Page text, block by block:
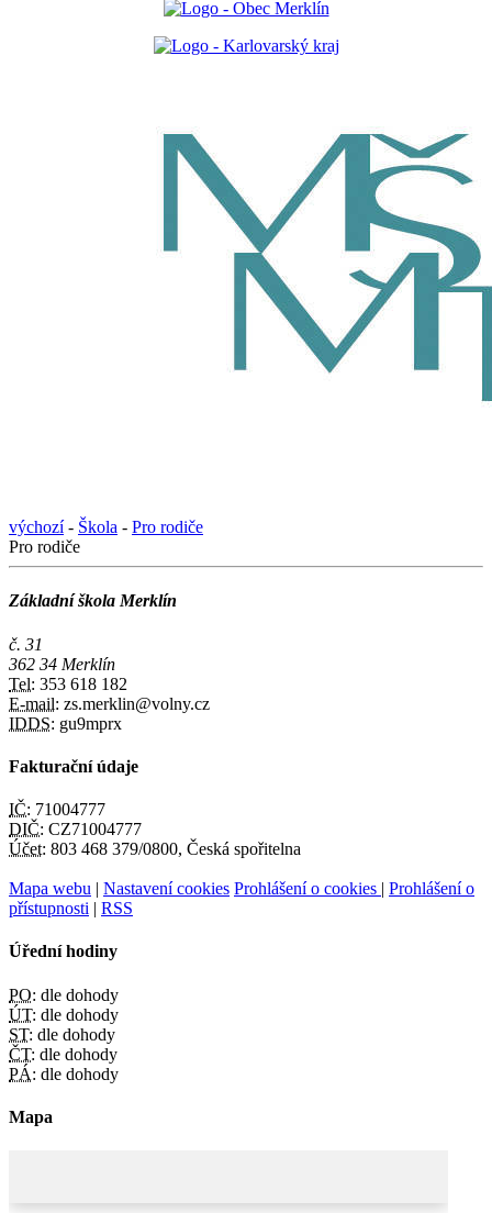
výchozí- Škola - Pro rodiče
Pro rodiče
Základní škola Merklín
č. 31
362 34 Merklín
Tel: 353 618 182
E-mail: zs.merklin@volny.cz
IDDS: gu9mprx
Fakturační údaje
IČ: 71004777
DIČ: CZ71004777
Účet: 803 468 379/0800, Česká spořitelna
Mapa webu | Nastavení cookies Prohlášení o cookies | Prohlášení o
přístupnosti | RSS
Úřední hodiny
PO: dle dohody
ÚT: dle dohody
ST: dle dohody
ČT: dle dohody
PÁ: dle dohody
Mapa